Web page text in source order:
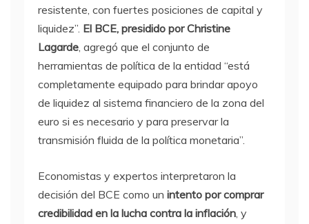
resistente, con fuertes posiciones de capital y
liquidez”. El BCE, presidido por Christine
Lagarde, agregó que el conjunto de
herramientas de política de la entidad “está
completamente equipado para brindar apoyo
de liquidez al sistema financiero de la zona del
euro si es necesario y para preservar la
transmisión fluida de la política monetaria”.
Economistas y expertos interpretaron la
decisión del BCE como un intento por comprar
credibilidad en la lucha contra la inflación, y